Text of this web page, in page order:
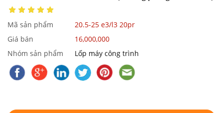
Mã sản phẩm
20.5-25 e3/l3 20pr
Giá bán
16,000,000
Nhóm sản phẩm
Lốp máy công trình